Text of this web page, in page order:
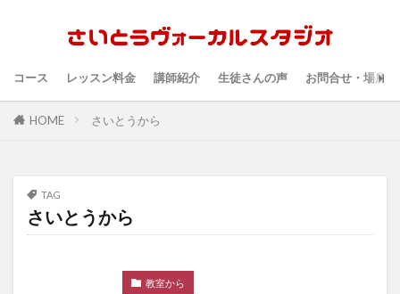
コース レッスン料金 講師紹介 生徒さんの声 お問合せ・場所
HOME さいとうから
TAG
さいとうから
教室から